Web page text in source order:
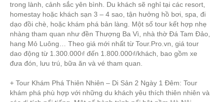
trong lành, cảnh sắc yên bình. Du khách sẽ nghỉ tại các resort,
homestay hoặc khách sạn 3 – 4 sao, tận hưởng hồ bơi, spa, đi
dạo đồi chè, hoặc khám phá bản làng. Một số tour kết hợp nhẹ
nhàng tham quan như đền Thượng Ba Vì, nhà thờ Đá Tam Đảo,
hang Mỏ Luông… Theo giá mới nhất từ Tour.Pro.vn, giá tour
dao động từ 1.300.000₫ đến 1.800.000₫/khách, bao gồm xe
đưa đón, lưu trú, bữa ăn và vé tham quan.
+ Tour Khám Phá Thiên Nhiên – Di Sản 2 Ngày 1 Đêm: Tour
khám phá phù hợp với những du khách yêu thích thiên nhiên và